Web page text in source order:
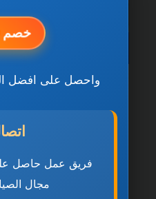
خدمات العين
شركة صيانة
الحياة
خصم 30%
واحصل على افضل
فريق عمل حاصل
مجال